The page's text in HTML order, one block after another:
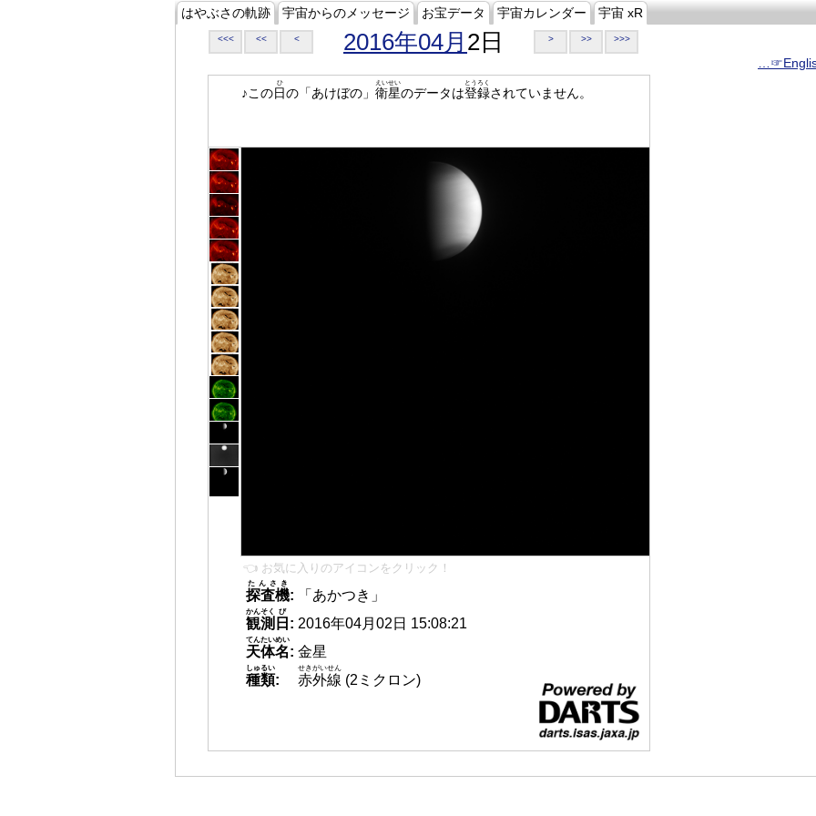
はやぶさの軌跡 宇宙からのメッセージ お宝データ 宇宙カレンダー 宇宙 xR
<<< << < 2016年04月 2日 > >> >>>
♪この日
ひ
の「あけぼの」 衛星
えいせい
のデータは登録
とうろく
されていません。
👈 お気に入りのアイコンをクリック！
探査機
たんさき
:
「あかつき」
観測
かんそく
日
び
: 2016年04月02日 15:08:21
天体名
てんたいめい
: 金星
種類
しゅるい
: 赤外線
せきがいせん
(2ミクロン)